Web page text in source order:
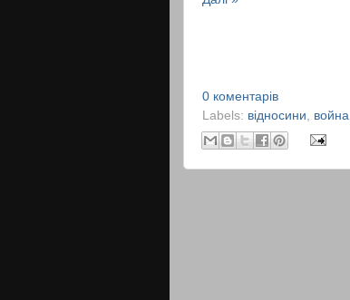
0 коментарів
Labels: відносини, война